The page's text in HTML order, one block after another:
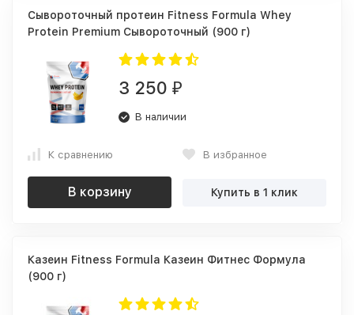
Сывороточный протеин Fitness Formula Whey
Protein Premium Сывороточный (900 г)
3 250 ₽
В наличии
К сравнению В избранное
В корзину Купить в 1 клик
Казеин Fitness Formula Казеин Фитнес Формула
(900 г)